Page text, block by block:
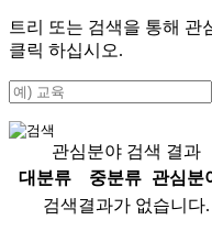
트리 또는 검색을 통해 관
클릭 하십시오.
관심분야 검색 결과
대분류
중분류
관심분
검색결과가 없습니다.